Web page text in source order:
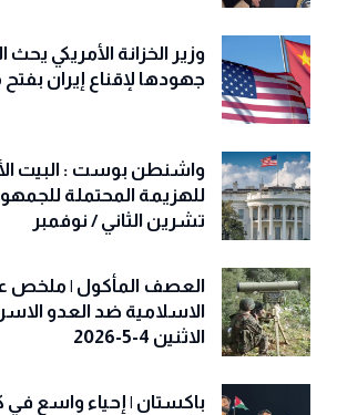
وزير الخزانة الأمريكي
جهودها لإقناع إيران
واشنطن بوست : البيت
للهزيمة المحتملة
تشرين الثاني / نوفمبر
العصف المأكول | ملخص
الاسلامية ضد العدو
الاثنين 4-5-2026
باكستان | إحياء واسع في